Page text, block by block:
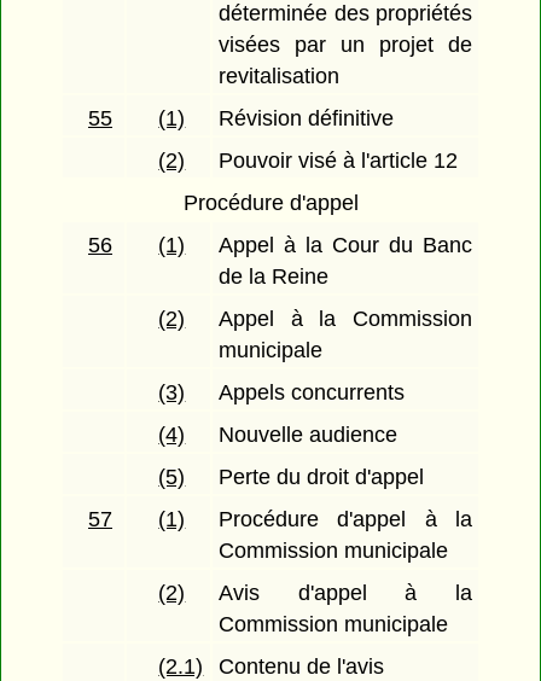
déterminée des propriétés
visées par un projet de
revitalisation
55
(1)
Révision définitive
(2)
Pouvoir visé à l'article 12
Procédure d'appel
56
(1)
Appel à la Cour du Banc
de la Reine
(2)
Appel à la Commission
municipale
(3)
Appels concurrents
(4)
Nouvelle audience
(5)
Perte du droit d'appel
57
(1)
Procédure d'appel à la
Commission municipale
(2)
Avis d'appel à la
Commission municipale
(2.1)
Contenu de l'avis